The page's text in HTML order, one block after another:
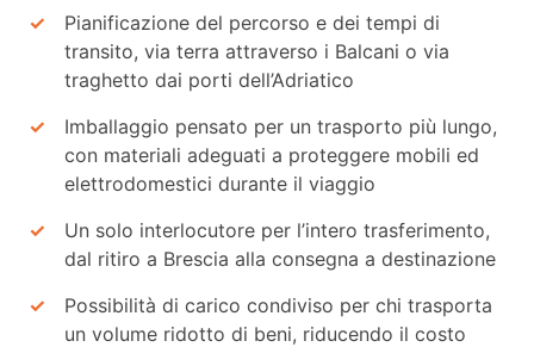
Pianificazione del percorso e dei tempi di
transito, via terra attraverso i Balcani o via
traghetto dai porti dell’Adriatico
Imballaggio pensato per un trasporto più lungo,
con materiali adeguati a proteggere mobili ed
elettrodomestici durante il viaggio
Un solo interlocutore per l’intero trasferimento,
dal ritiro a Brescia alla consegna a destinazione
Possibilità di carico condiviso per chi trasporta
un volume ridotto di beni, riducendo il costo